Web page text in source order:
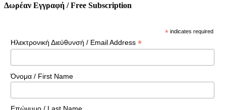
Δωρέαν Εγγραφή / Free Subscription
* indicates required
Ηλεκτρονική Διεύθυνσή / Email Address *
Όνομα / First Name